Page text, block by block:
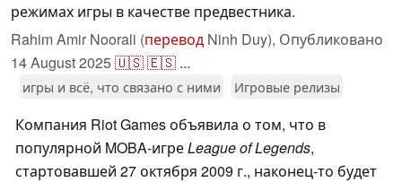
режимах игры в качестве предвестника.
Rahim Amir Noorali (перевод Ninh Duy), Опубликовано
14 August 2025🇺🇸🇪🇸 ...
игры и всё, что связано с ними Игровые релизы
Компания Riot Games объявила о том, что в
популярной MOBA-игреLeague of Legends,
стартовавшей 27 октября 2009 г., наконец-то будет